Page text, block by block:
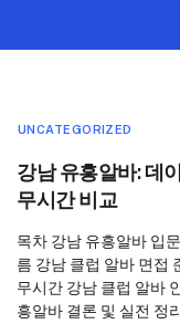
UNCATEGORIZED
강남 유흥알바: 데
무시간 비교
목차 강남 유흥알바 입
름 강남 클럽 알바 면접
무시간 강남 클럽 알바
흥알바 결론 및 실전 정